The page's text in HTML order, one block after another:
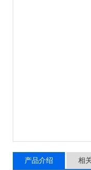
产品介绍 相